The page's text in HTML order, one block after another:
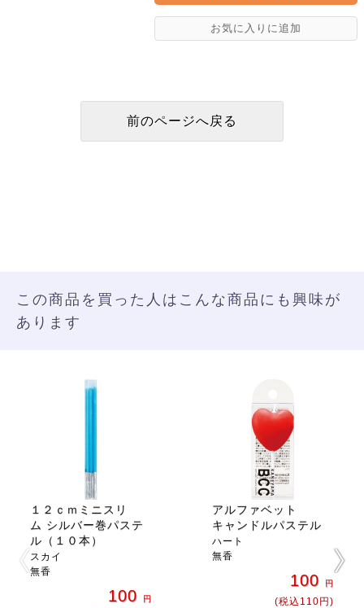
この商品を買った人はこんな商品にも興味が
あります
１２ｃｍミニスリ
ム シルバー巻パステ
ル（１０本）
スカイ
無香
100 円
アルファベット
キャンドルパステル
ハート
無香
100 円
(税込110円)